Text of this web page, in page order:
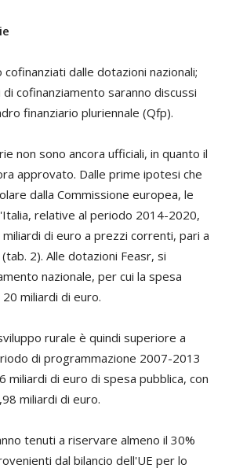
dalle dotazioni nazionali;
cofinanziamento saranno discussi
finanziario pluriennale (Qfp).
non sono ancora ufficiali, in quanto il
approvato. Dalle prime ipotesi che
dalla Commissione europea, le
relative al periodo 2014-2020,
di euro a prezzi correnti, pari a
2). Alle dotazioni Feasr, si
nazionale, per cui la spesa
miliardi di euro.
rurale è quindi superiore a
di programmazione 2007-2013
miliardi di euro di spesa pubblica, con
miliardi di euro.
tenuti a riservare almeno il 30%
dal bilancio dell'UE per lo